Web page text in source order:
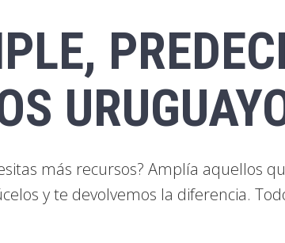
más recursos? Amplía aquellos
y te devolvemos la diferencia.